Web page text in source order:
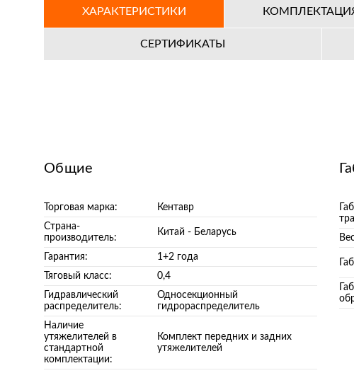
ХАРАКТЕРИСТИКИ
СЕРТИФИКАТЫ
Общие
Торговая марка:
Кентавр
Страна-
производитель:
Китай - Беларусь
Гарантия:
1+2 года
Тяговый класс:
0,4
Гидравлический
распределитель:
Односекционный
гидрораспределитель
Наличие
утяжелителей в
стандартной
комплектации:
Комплект передних и задних
утяжелителей